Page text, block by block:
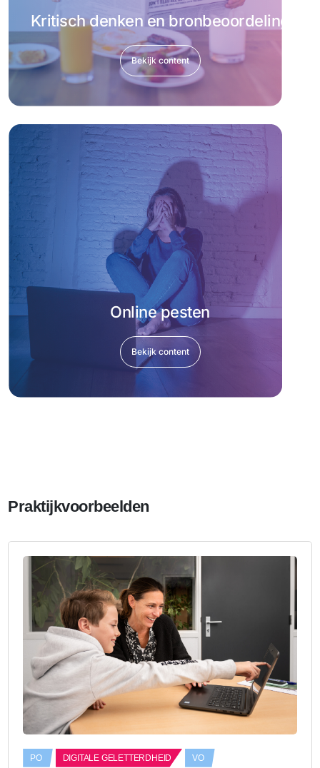
Kritisch denken en bronbeoordeling
Bekijk content
Online pesten
Bekijk content
Praktijkvoorbeelden
PO DIGITALE GELETTERDHEID VO